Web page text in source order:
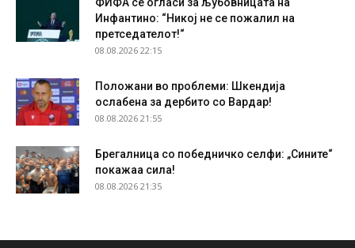
Инфантино: “Никој не се пожалил на
претседателот!“
08.08.2026 22:15
Положани во проблеми: Шкендија
ослабена за дербито со Вардар!
08.08.2026 21:55
Брегалница со победничко селфи: „Сините“
покажаа сила!
08.08.2026 21:35